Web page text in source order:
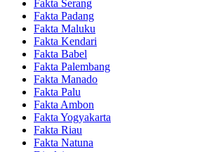
Fakta Serang
Fakta Padang
Fakta Maluku
Fakta Kendari
Fakta Babel
Fakta Palembang
Fakta Manado
Fakta Palu
Fakta Ambon
Fakta Yogyakarta
Fakta Riau
Fakta Natuna